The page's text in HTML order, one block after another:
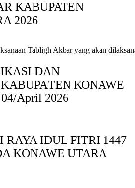
KABUPATEN
2026
Tabligh Akbar yang akan
DAN
ΚΟNAWE
April 2026
RAYA IDUL FITRI 1447
KONAWE UTARA